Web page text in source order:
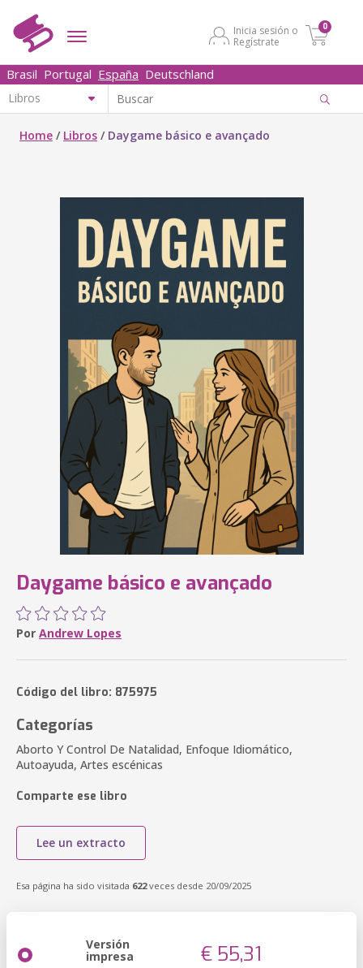
Inicia sesión o
Regístrate
0
Brasil Portugal España Deutschland
Home / Libros / Daygame básico e avançado
Daygame básico e avançado
Por Andrew Lopes
Código del libro: 875975
Categorías
Aborto Y Control De Natalidad, Enfoque Idiomático,
Autoayuda, Artes escénicas
Comparte ese libro
Lee un extracto
Esa página ha sido visitada 622veces desde 20/09/2025
Versión
impresa € 55,31